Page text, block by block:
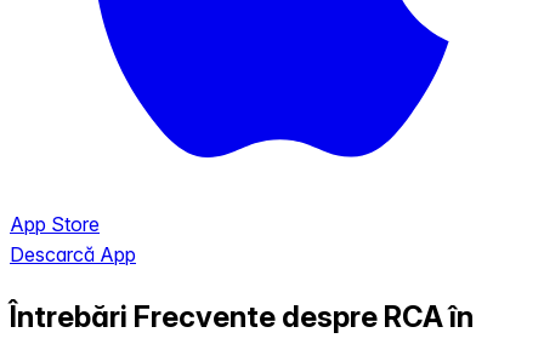
App Store
Descarcă App
Întrebări Frecvente despre RCA în